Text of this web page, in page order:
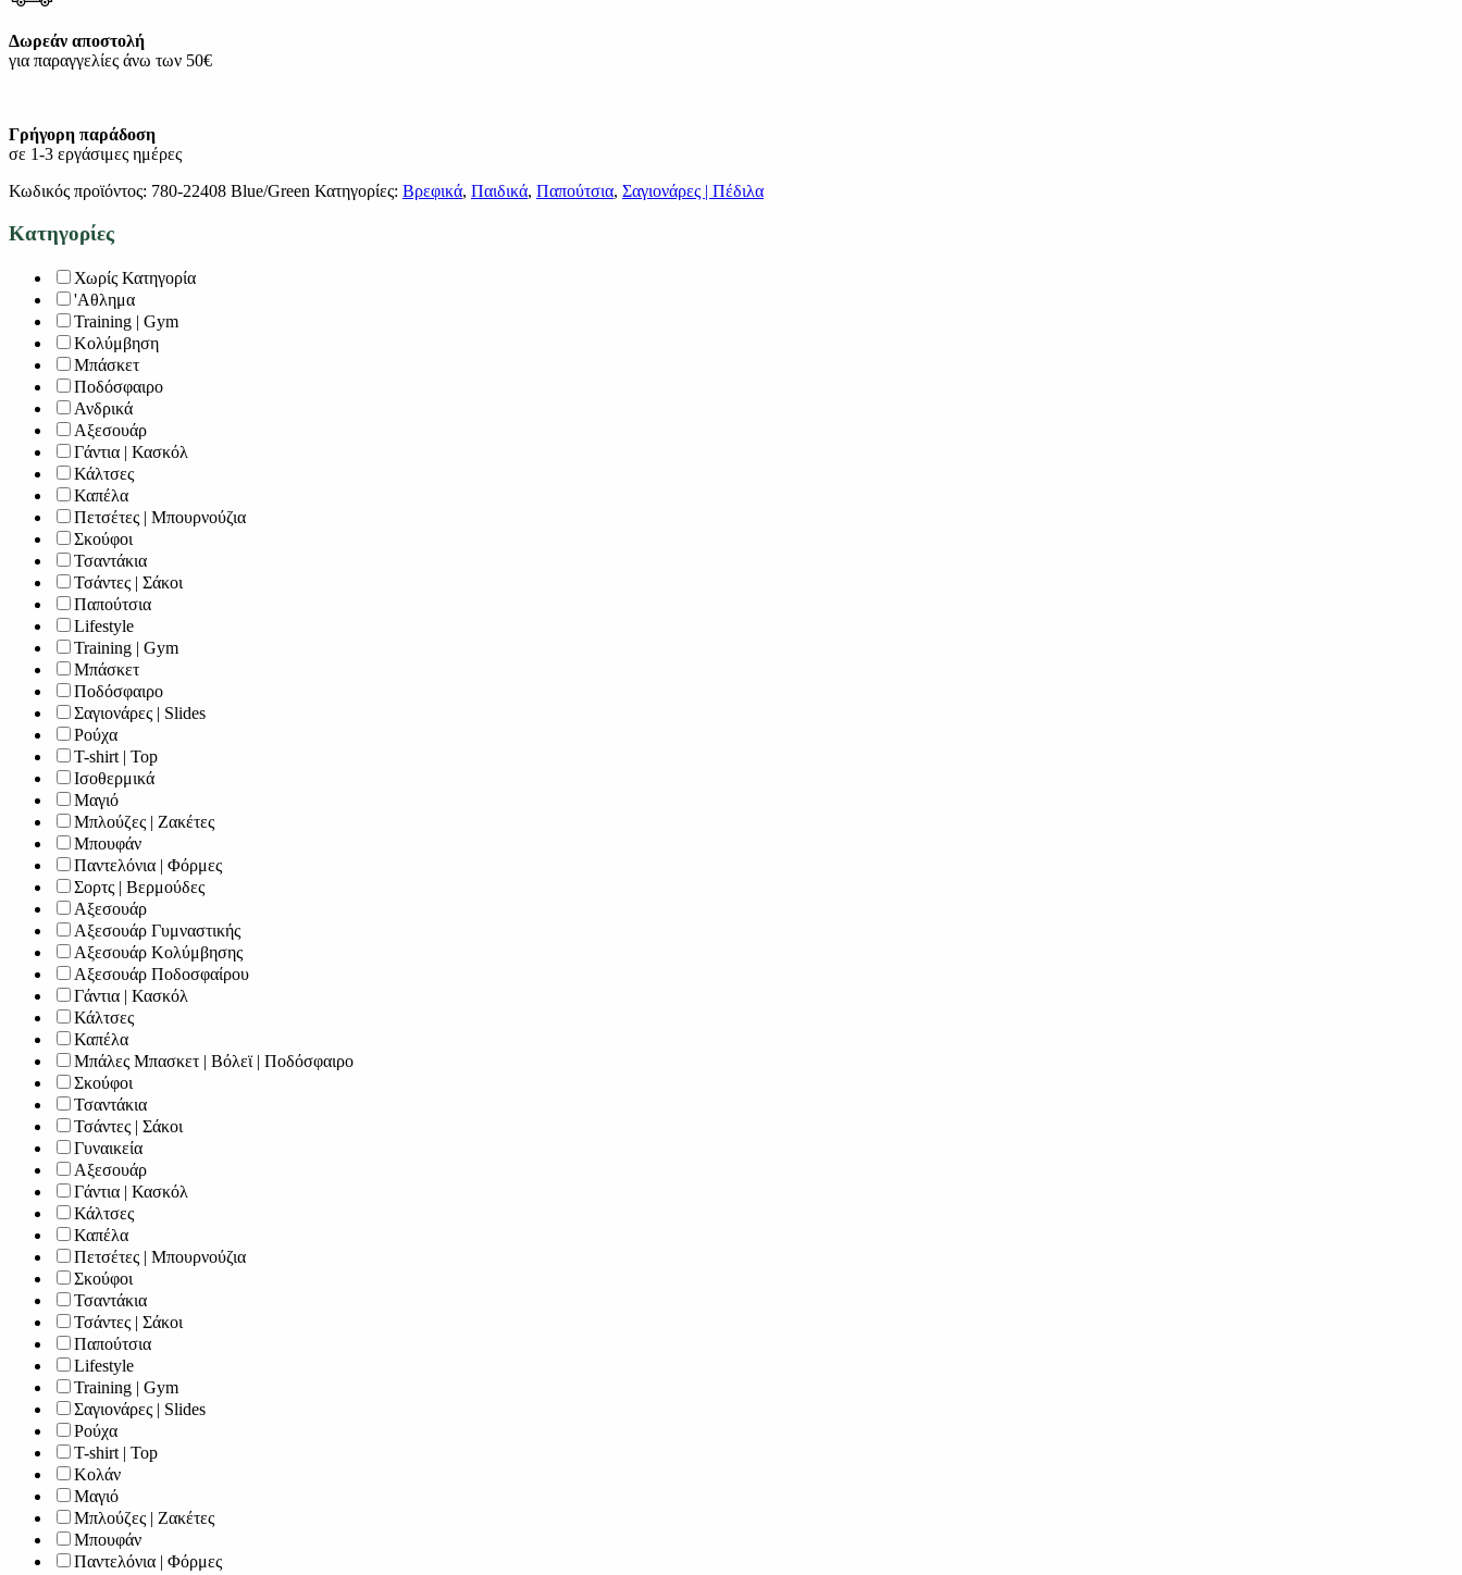
Δωρεάν αποστολή
για παραγγελίες άνω των 50€
Γρήγορη παράδοση
σε 1-3 εργάσιμες ημέρες
Κωδικός προϊόντος: 780-22408 Blue/Green Κατηγορίες: Βρεφικά, Παιδικά, Παπούτσια, Σαγιονάρες | Πέδιλα
Κατηγορίες
Χωρίς Κατηγορία
'Αθλημα
Training | Gym
Κολύμβηση
Μπάσκετ
Ποδόσφαιρο
Ανδρικά
Αξεσουάρ
Γάντια | Κασκόλ
Κάλτσες
Καπέλα
Πετσέτες | Μπουρνούζια
Σκούφοι
Τσαντάκια
Τσάντες | Σάκοι
Παπούτσια
Lifestyle
Training | Gym
Μπάσκετ
Ποδόσφαιρο
Σαγιονάρες | Slides
Ρούχα
T-shirt | Top
Ισοθερμικά
Μαγιό
Μπλούζες | Ζακέτες
Μπουφάν
Παντελόνια | Φόρμες
Σορτς | Βερμούδες
Αξεσουάρ
Αξεσουάρ Γυμναστικής
Αξεσουάρ Κολύμβησης
Αξεσουάρ Ποδοσφαίρου
Γάντια | Κασκόλ
Κάλτσες
Καπέλα
Μπάλες Μπασκετ | Βόλεϊ | Ποδόσφαιρο
Σκούφοι
Τσαντάκια
Τσάντες | Σάκοι
Γυναικεία
Αξεσουάρ
Γάντια | Κασκόλ
Κάλτσες
Καπέλα
Πετσέτες | Μπουρνούζια
Σκούφοι
Τσαντάκια
Τσάντες | Σάκοι
Παπούτσια
Lifestyle
Training | Gym
Σαγιονάρες | Slides
Ρούχα
T-shirt | Top
Κολάν
Μαγιό
Μπλούζες | Ζακέτες
Μπουφάν
Παντελόνια | Φόρμες